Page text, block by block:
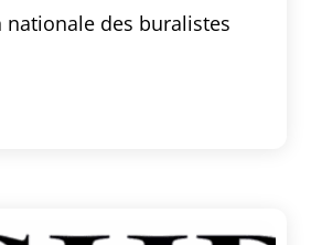
nationale des buralistes